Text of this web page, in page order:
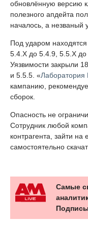
обновлённую версию
полезного апдейта
началось, а незваный
Под ударом
5.4.X до 5.4.9, 5.5.X до
Уязвимости закрыли
и 5.5.5. «Лаборатория
кампанию,
сборок.
Опасность не
Сотрудник любой
контрагента, зайти
самостоятельно
Самые